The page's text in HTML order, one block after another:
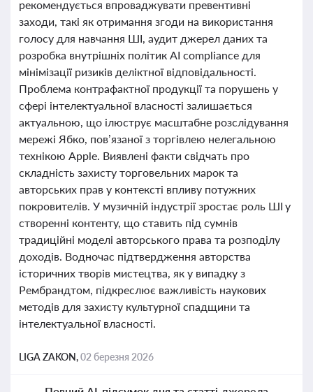
рекомендується впроваджувати превентивні
заходи, такі як отримання згоди на використання
голосу для навчання ШІ, аудит джерел даних та
розробка внутрішніх політик AI compliance для
мінімізації ризиків деліктної відповідальності.
Проблема контрафактної продукції та порушень у
сфері інтелектуальної власності залишається
актуальною, що ілюструє масштабне розслідування
мережі Ябко, пов’язаної з торгівлею нелегальною
технікою Apple. Виявлені факти свідчать про
складність захисту торговельних марок та
авторських прав у контексті впливу потужних
покровителів. У музичній індустрії зростає роль ШІ у
створенні контенту, що ставить під сумнів
традиційні моделі авторського права та розподілу
доходів. Водночас підтвердження авторства
історичних творів мистецтва, як у випадку з
Рембрандтом, підкреслює важливість наукових
методів для захисту культурної спадщини та
інтелектуальної власності.
LIGA ZAKON,02 березня 2026